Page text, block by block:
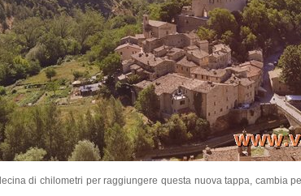
di chilometri per raggiungere questa nuova tappa, cambia